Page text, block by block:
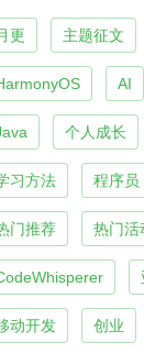
更 主题征文
AI
个人成长
习方法 程序员
门推荐 热门活
动开发 创业